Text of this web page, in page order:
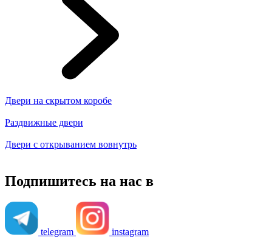
Двери на скрытом коробе
Раздвижные двери
Двери с открыванием вовнутрь
Подпишитесь на нас в
telegram
instagram